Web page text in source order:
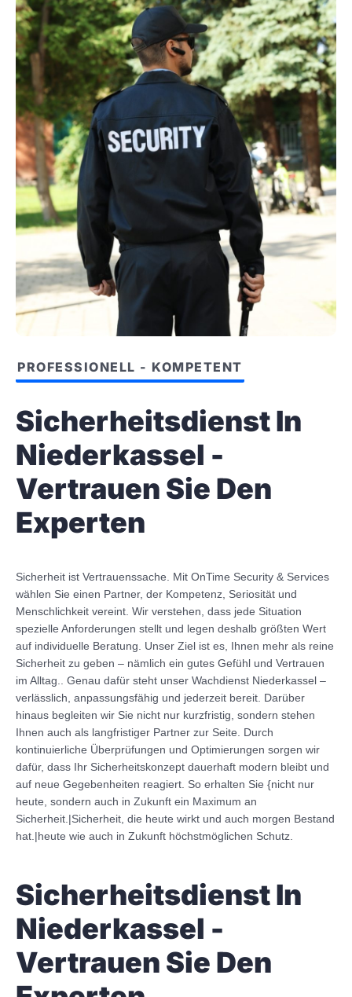
PROFESSIONELL - KOMPETENT
Sicherheitsdienst In
Niederkassel -
Vertrauen Sie Den
Experten
Sicherheit ist Vertrauenssache. Mit OnTime Security & Services
wählen Sie einen Partner, der Kompetenz, Seriosität und
Menschlichkeit vereint. Wir verstehen, dass jede Situation
spezielle Anforderungen stellt und legen deshalb größten Wert
auf individuelle Beratung. Unser Ziel ist es, Ihnen mehr als reine
Sicherheit zu geben – nämlich ein gutes Gefühl und Vertrauen
im Alltag.. Genau dafür steht unser Wachdienst Niederkassel –
verlässlich, anpassungsfähig und jederzeit bereit. Darüber
hinaus begleiten wir Sie nicht nur kurzfristig, sondern stehen
Ihnen auch als langfristiger Partner zur Seite. Durch
kontinuierliche Überprüfungen und Optimierungen sorgen wir
dafür, dass Ihr Sicherheitskonzept dauerhaft modern bleibt und
auf neue Gegebenheiten reagiert. So erhalten Sie {nicht nur
heute, sondern auch in Zukunft ein Maximum an
Sicherheit.|Sicherheit, die heute wirkt und auch morgen Bestand
hat.|heute wie auch in Zukunft höchstmöglichen Schutz.
Sicherheitsdienst In
Niederkassel -
Vertrauen Sie Den